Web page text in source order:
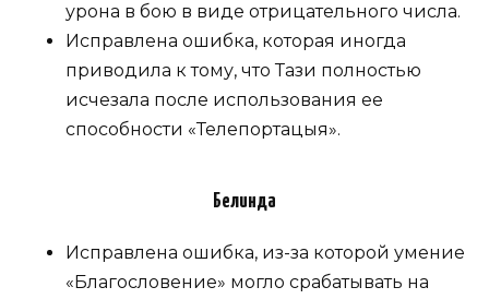
урона в бою в виде отрицательного числа.
Исправлена ​​ошибка, которая иногда
приводила к тому, что Тази полностью
исчезала после использования ее
способности «Телепортацыя».
Белинда
Исправлена ​​ошибка, из-за которой умение
«Благословение» могло срабатывать на